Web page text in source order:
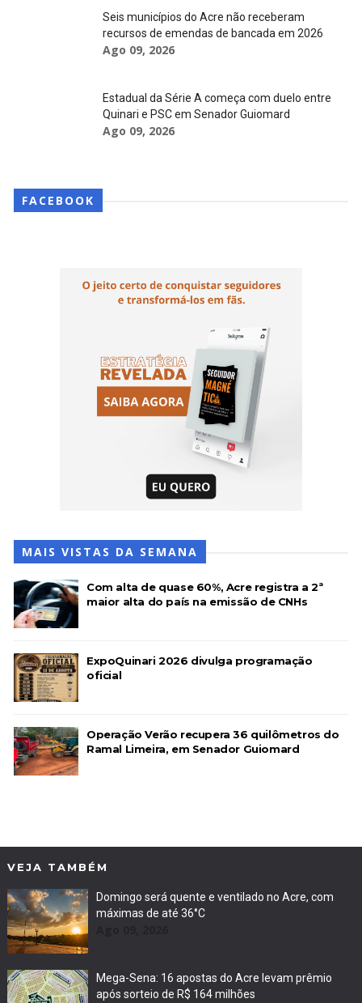
Seis municípios do Acre não receberam
recursos de emendas de bancada em 2026
Ago 09, 2026
Estadual da Série A começa com duelo entre
Quinari e PSC em Senador Guiomard
Ago 09, 2026
FACEBOOK
MAIS VISTAS DA SEMANA
Com alta de quase 60%, Acre registra a 2ª
maior alta do país na emissão de CNHs
ExpoQuinari 2026 divulga programação
oficial
Operação Verão recupera 36 quilômetros do
Ramal Limeira, em Senador Guiomard
VEJA TAMBÉM
Domingo será quente e ventilado no Acre, com
máximas de até 36°C
Mega-Sena: 16 apostas do Acre levam prêmio
após sorteio de R$ 164 milhões